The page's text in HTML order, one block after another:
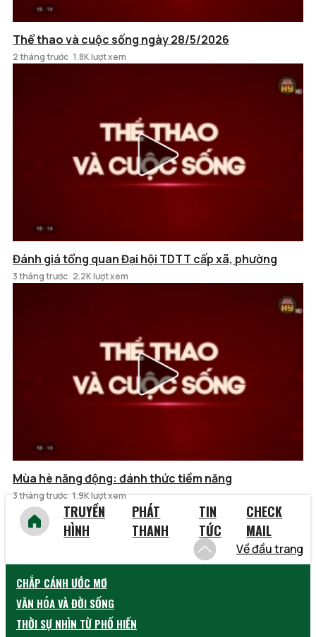
Thể thao và cuộc sống ngày 28/5/2026
2 tháng trước 1.8K lượt xem
Đánh giá tổng quan Đại hội TDTT cấp xã, phường
3 tháng trước 2.2K lượt xem
Mùa hè năng động: đánh thức tiềm năng
3 tháng trước 1.9K lượt xem
TRUYỀN
HÌNH
PHÁT
THANH
TIN
TỨC
CHECK
MAIL
Về đầu trang
CHẮP CÁNH ƯỚC MƠ
VĂN HÓA VÀ ĐỜI SỐNG
THỜI SỰ NHÌN TỪ PHỐ HIẾN